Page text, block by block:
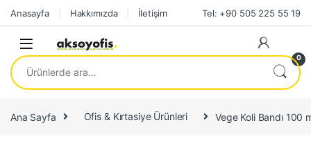
Skip to navigation
Skip to content
Anasayfa Hakkımızda İletişim Tel: +90 505 225 55 19
0
Ara:
Ana Sayfa Ofis & Kırtasiye Ürünleri Vege Koli Bandı 100